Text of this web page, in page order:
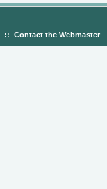
:: Contact the Webmaster